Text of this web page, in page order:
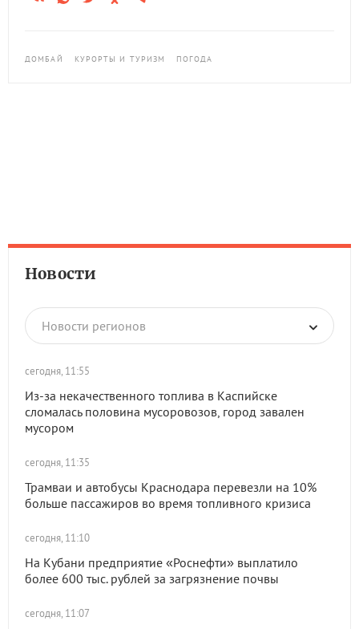
ДОМБАЙ КУРОРТЫ И ТУРИЗМ ПОГОДА
Новости
Новости регионов
сегодня, 11:55
Из-за некачественного топлива в Каспийске
сломалась половина мусоровозов, город завален
мусором
сегодня, 11:35
Трамваи и автобусы Краснодара перевезли на 10%
больше пассажиров во время топливного кризиса
сегодня, 11:10
На Кубани предприятие «Роснефти» выплатило
более 600 тыс. рублей за загрязнение почвы
сегодня, 11:07